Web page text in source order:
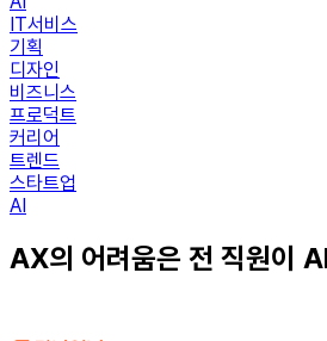
IT서비스
기획
디자인
비즈니스
프로덕트
커리어
트렌드
스타트업
AI
AX의 어려움은 전 직원이